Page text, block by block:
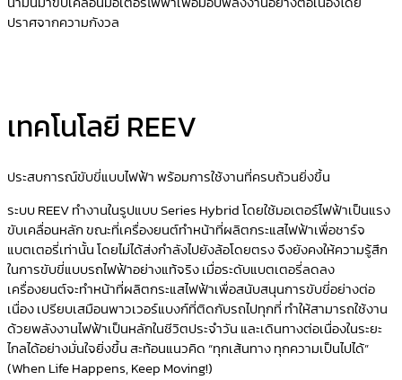
ปราศจากความกังวล
เทคโนโลยี REEV
ประสบการณ์ขับขี่แบบไฟฟ้า พร้อมการใช้งานที่ครบถ้วนยิ่งขึ้น
ระบบ REEV ทำงานในรูปแบบ Series Hybrid โดยใช้มอเตอร์ไฟฟ้าเป็นแรง
ขับเคลื่อนหลัก ขณะที่เครื่องยนต์ทำหน้าที่ผลิตกระแสไฟฟ้าเพื่อชาร์จ
แบตเตอรี่เท่านั้น โดยไม่ได้ส่งกำลังไปยังล้อโดยตรง จึงยังคงให้ความรู้สึก
ในการขับขี่แบบรถไฟฟ้าอย่างแท้จริง เมื่อระดับแบตเตอรี่ลดลง
เครื่องยนต์จะทำหน้าที่ผลิตกระแสไฟฟ้าเพื่อสนับสนุนการขับขี่อย่างต่อ
เนื่อง เปรียบเสมือนพาวเวอร์แบงก์ที่ติดกับรถไปทุกที่ ทำให้สามารถใช้งาน
ด้วยพลังงานไฟฟ้าเป็นหลักในชีวิตประจำวัน และเดินทางต่อเนื่องในระยะ
ไกลได้อย่างมั่นใจยิ่งขึ้น สะท้อนแนวคิด “ทุกเส้นทาง ทุกความเป็นไปได้”
(When Life Happens, Keep Moving!)